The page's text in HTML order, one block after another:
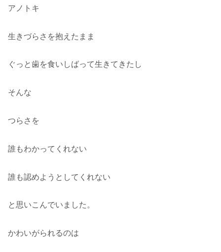
アノトキ
生きづらさを抱えたまま
ぐっと歯を食いしばって生きてきたし
そんな
つらさを
誰もわかってくれない
誰も認めようとしてくれない
と思いこんでいました。
かわいがられるのは